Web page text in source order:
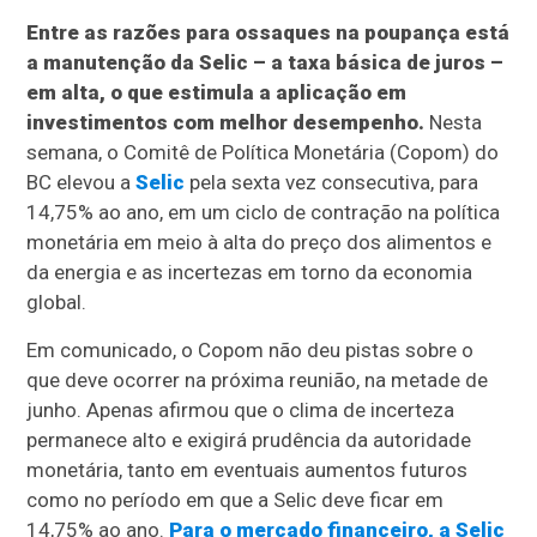
Entre as razões para ossaques na poupança está
a manutenção da Selic – a taxa básica de juros –
em alta, o que estimula a aplicação em
investimentos com melhor desempenho. Nesta
semana, o Comitê de Política Monetária (Copom) do
BC elevou aSelic pela sexta vez consecutiva, para
14,75% ao ano, em um ciclo de contração na política
monetária em meio à alta do preço dos alimentos e
da energia e as incertezas em torno da economia
global.
Em comunicado, o Copom não deu pistas sobre o
que deve ocorrer na próxima reunião, na metade de
junho. Apenas afirmou que o clima de incerteza
permanece alto e exigirá prudência da autoridade
monetária, tanto em eventuais aumentos futuros
como no período em que a Selic deve ficar em
14,75% ao ano. Para o mercado financeiro, a Selic